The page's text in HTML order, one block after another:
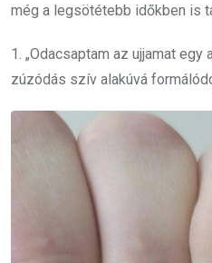
még a legsötétebb időkben is
1. „Odacsaptam az ujjamat
zúzódás szív alakúvá